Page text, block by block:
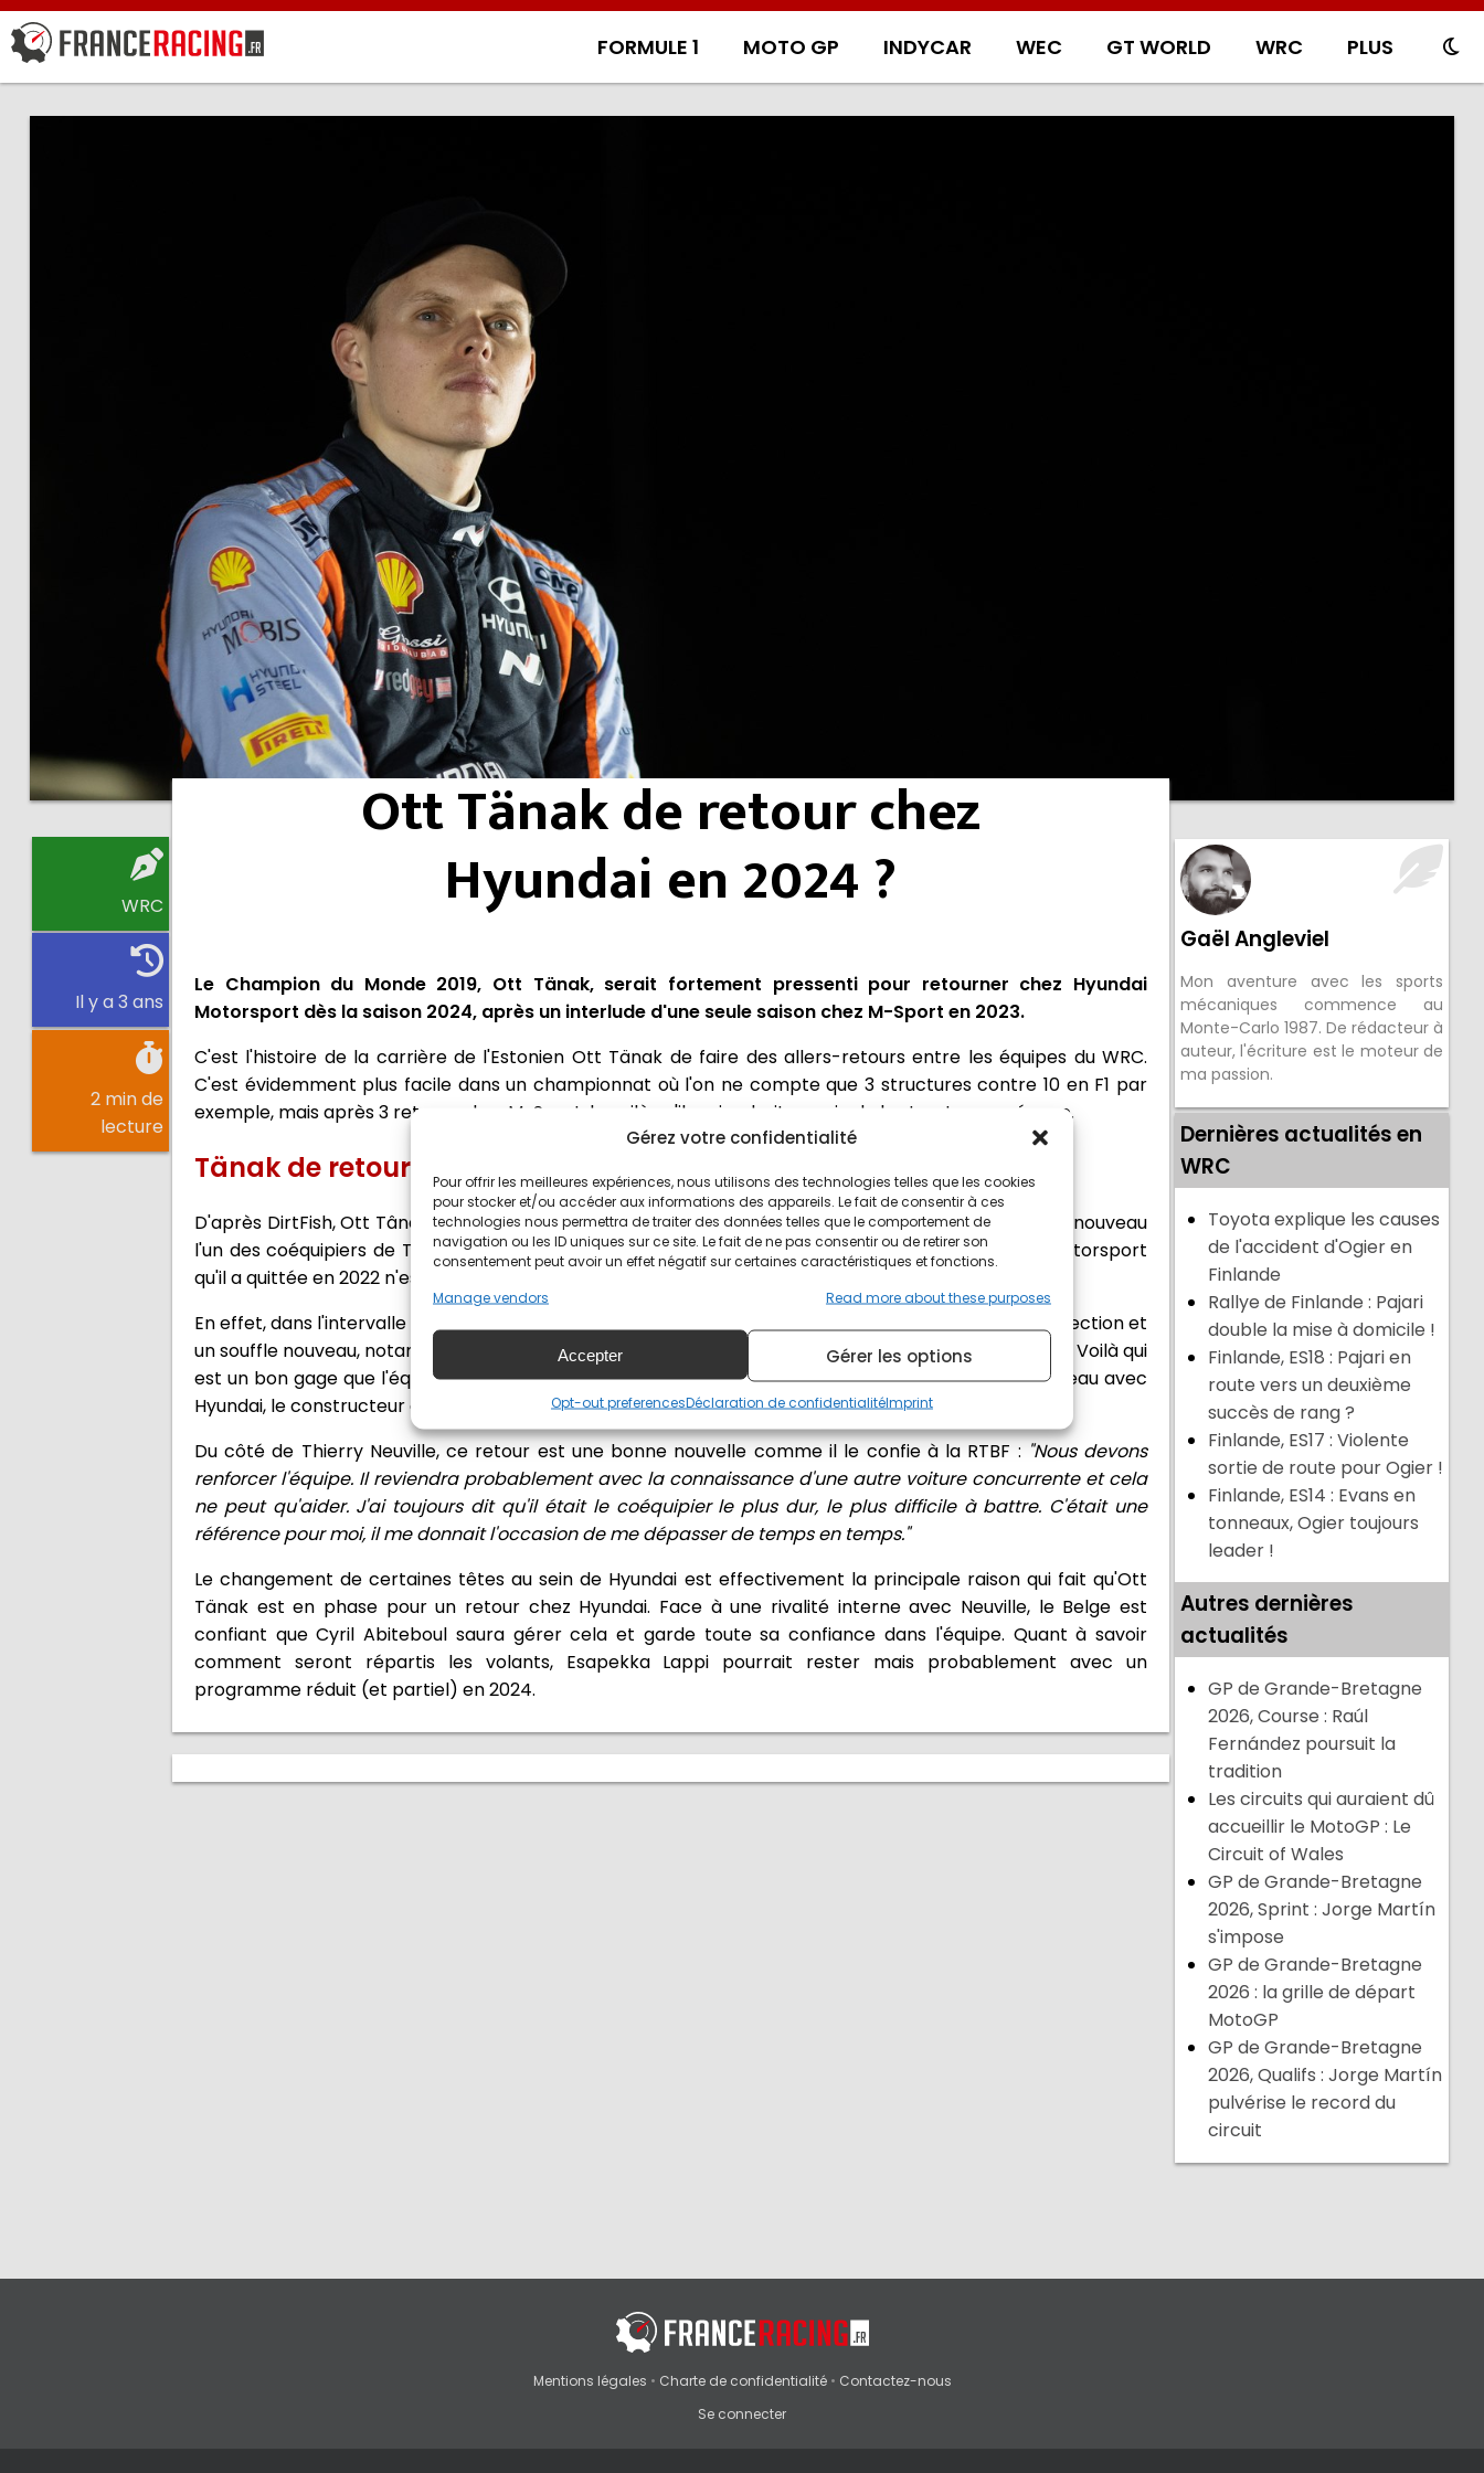
Gérez votre confidentialité
Pour offrir les meilleures expériences, nous utilisons des technologies telles que les cookies
pour stocker et/ou accéder aux informations des appareils. Le fait de consentir à ces
technologies nous permettra de traiter des données telles que le comportement de
navigation ou les ID uniques sur ce site. Le fait de ne pas consentir ou de retirer son
consentement peut avoir un effet négatif sur certaines caractéristiques et fonctions.
Manage vendors
Read more about these purposes
Accepter Gérer les options
Opt-out preferencesDéclaration de confidentialitéImprint
FORMULE 1 MOTO GP INDYCAR WEC GT WORLD WRC PLUS
WRC
Il y a 3 ans
2 min de
lecture
Ott Tänak de retour chez
Hyundai en 2024 ?
Le Champion du Monde 2019, Ott Tänak, serait fortement pressenti pour retourner chez Hyundai
Motorsport dès la saison 2024, après un interlude d'une seule saison chez M-Sport en 2023.
C'est l'histoire de la carrière de l'Estonien Ott Tänak de faire des allers-retours entre les équipes du WRC.
C'est évidemment plus facile dans un championnat où l'on ne compte que 3 structures contre 10 en F1 par
exemple, mais après 3 retours chez M-Sport, le voilà qu'il reviendrait au sein de la structure coréenne.
Tänak de retour chez Hyundai en 2024 ?
D'après DirtFish, Ott Tânak aurait déjà accepté son retour dans la formation d'Alzeneau pour être à nouveau
l'un des coéquipiers de Thierry Neuville, dès la saison prochaine. Il faut dire que l'équipe Hyundai Motorsport
qu'il a quittée en 2022 n'est plus la même depuis.
En effet, dans l'intervalle Cyril Abiteboul a été nommé Team Principal et ce dernier a apporté une direction et
un souffle nouveau, notamment en recrutant François-Xavier Demaison comme directeur technique. Voilà qui
est un bon gage que l'équipe puisse progresser, ce qui aurait convaincu Ott Tänak de s'allier à nouveau avec
Hyundai, le constructeur attend encore de pouvoir décrocher le titre mondial des pilotes.
Du côté de Thierry Neuville, ce retour est une bonne nouvelle comme il le confie à la RTBF : "Nous devons
renforcer l'équipe. Il reviendra probablement avec la connaissance d'une autre voiture concurrente et cela
ne peut qu'aider. J'ai toujours dit qu'il était le coéquipier le plus dur, le plus difficile à battre. C'était une
référence pour moi, il me donnait l'occasion de me dépasser de temps en temps."
Le changement de certaines têtes au sein de Hyundai est effectivement la principale raison qui fait qu'Ott
Tänak est en phase pour un retour chez Hyundai. Face à une rivalité interne avec Neuville, le Belge est
confiant que Cyril Abiteboul saura gérer cela et garde toute sa confiance dans l'équipe. Quant à savoir
comment seront répartis les volants, Esapekka Lappi pourrait rester mais probablement avec un
programme réduit (et partiel) en 2024.
Gaël Angleviel
Mon aventure avec les sports
mécaniques commence au
Monte-Carlo 1987. De rédacteur à
auteur, l'écriture est le moteur de
ma passion.
Dernières actualités en
WRC
Toyota explique les causes
de l'accident d'Ogier en
Finlande
Rallye de Finlande : Pajari
double la mise à domicile !
Finlande, ES18 : Pajari en
route vers un deuxième
succès de rang ?
Finlande, ES17 : Violente
sortie de route pour Ogier !
Finlande, ES14 : Evans en
tonneaux, Ogier toujours
leader !
Autres dernières
actualités
GP de Grande-Bretagne
2026, Course : Raúl
Fernández poursuit la
tradition
Les circuits qui auraient dû
accueillir le MotoGP : Le
Circuit of Wales
GP de Grande-Bretagne
2026, Sprint : Jorge Martín
s'impose
GP de Grande-Bretagne
2026 : la grille de départ
MotoGP
GP de Grande-Bretagne
2026, Qualifs : Jorge Martín
pulvérise le record du
circuit
Mentions légales • Charte de confidentialité• Contactez-nous
Se connecter